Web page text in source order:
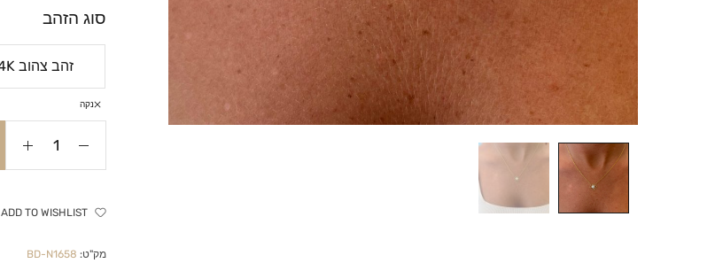
סוג הזהב
נקה
ADD TO WISHLIST
מק"ט: BD-N1658